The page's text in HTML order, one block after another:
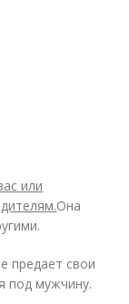
или
Она
предает свои
под мужчину.